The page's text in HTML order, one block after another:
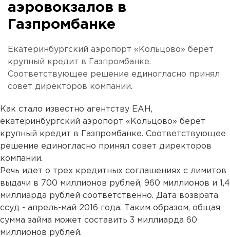
аэровокзалов в
Газпромбанке
Екатеринбургский аэропорт «Кольцово» берет
крупный кредит в Газпромбанке.
Соответствующее решение единогласно принял
совет директоров компании.
Как стало известно агентству ЕАН,
екатеринбургский аэропорт «Кольцово» берет
крупный кредит в Газпромбанке. Соответствующее
решение единогласно принял совет директоров
компании.
Речь идет о трех кредитных соглашениях с лимитов
выдачи в 700 миллионов рублей, 960 миллионов и 1,4
миллиарда рублей соответственно. Дата возврата
ссуд - апрель-май 2016 года. Таким образом, общая
сумма займа может составить 3 миллиарда 60
миллионов рублей.